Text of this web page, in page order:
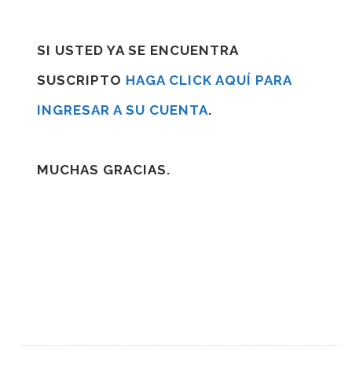
SI USTED YA SE ENCUENTRA
SUSCRIPTO HAGA CLICK AQUÍ PARA
INGRESAR A SU CUENTA.
MUCHAS GRACIAS.